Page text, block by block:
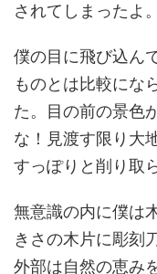
されてしまったよ。
僕の目に飛び込ん
ものとは比較にな
た。目の前の景色
な！見渡す限り大
すっぽりと削り取
無意識の内に僕は
きさの木片に彫刻
外部は自然の恵み